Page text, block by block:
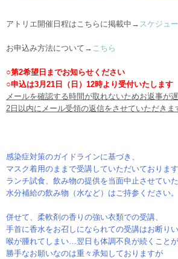
アトリエ開催日程はこちらに掲載中→ スケジュ
お申込み方法について→ こちら
○第2希望日までお知らせください
○申込は3月21日（日）12時より受付いたします
メールを確認する時間が取れないためお返事が
2日以内にメール受領の返信をさせていただきま
感染症対策のガイドラインに基づき、
マスク着用のままで受講していただいております
ランチ試食、飲み物の提供を当面中止させていた
水分補給の飲み物（水など）はご持参ください。
併せて、柔軟剤の香りの強い衣類での受講、
手首に香水をお召しになられての受講はお断りい
喉が腫れてしまい…翌日も体調不良が続くことが
勝手なお願いなのは重々承知しておりますが